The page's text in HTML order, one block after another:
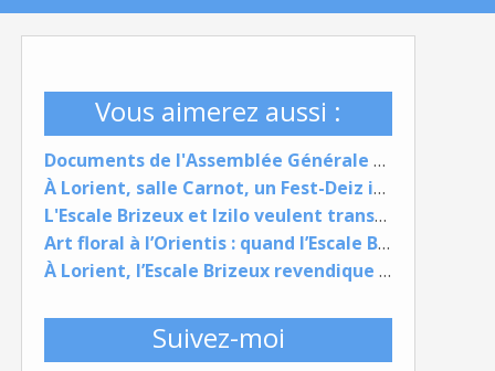
Vous aimerez aussi :
Documents de l'Assemblée Générale 9 juin 2026
À Lorient, salle Carnot, un Fest-Deiz interculturel, carrefour vibrant des cultures et du vivre-ensemble
L'Escale Brizeux et Izilo veulent transformer les lieux de passage en espaces de vie
Art floral à l’Orientis : quand l’Escale Brizeux fait vivre l’espace public
À Lorient, l’Escale Brizeux revendique une démocratie du quotidien en allant au-devant des habitants
Suivez-moi